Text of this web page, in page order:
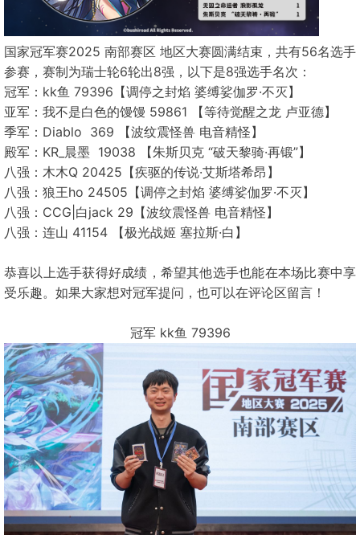
国家冠军赛2025 南部赛区 地区大赛圆满结束，共有56名选手
参赛，赛制为瑞士轮6轮出8强，以下是8强选手名次：
冠军：kk鱼 79396【调停之封焰 婆缚娑伽罗·不灭】
亚军：我不是白色的馒馒 59861 【等待觉醒之龙 卢亚德】
季军：Diablo 369 【波纹震怪兽 电音精怪】
殿军：KR_晨墨 19038 【朱斯贝克 “破天黎骑·再锻”】
八强：木木Q 20425【疾驱的传说·艾斯塔希昂】
八强：狼王ho 24505【调停之封焰 婆缚娑伽罗·不灭】
八强：CCG|白jack 29【波纹震怪兽 电音精怪】
八强：连山 41154 【极光战姬 塞拉斯·白】
恭喜以上选手获得好成绩，希望其他选手也能在本场比赛中享
受乐趣。如果大家想对冠军提问，也可以在评论区留言！
冠军 kk鱼 79396